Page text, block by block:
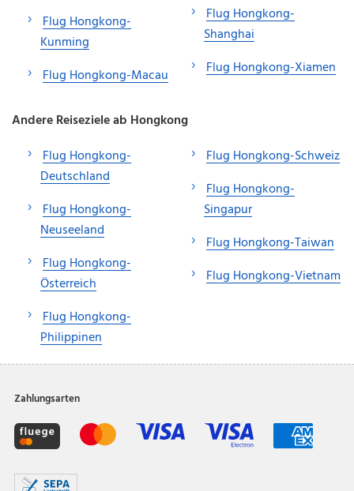
Flug Hongkong-
Kunming
Flug Hongkong-Macau
Flug Hongkong-
Shanghai
Flug Hongkong-Xiamen
Andere Reiseziele ab Hongkong
Flug Hongkong-
Deutschland
Flug Hongkong-
Neuseeland
Flug Hongkong-
Österreich
Flug Hongkong-
Philippinen
Flug Hongkong-Schweiz
Flug Hongkong-
Singapur
Flug Hongkong-Taiwan
Flug Hongkong-Vietnam